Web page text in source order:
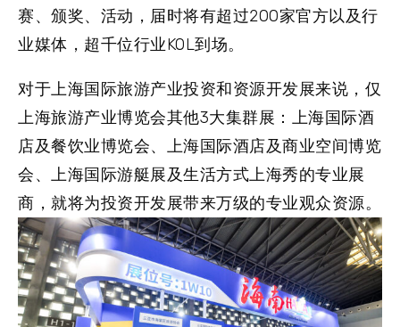
赛、颁奖、活动，届时将有超过200家官方以及行
业媒体，超千位行业KOL到场。
对于上海国际旅游产业投资和资源开发展来说，仅
上海旅游产业博览会其他3大集群展：上海国际酒
店及餐饮业博览会、上海国际酒店及商业空间博览
会、上海国际游艇展及生活方式上海秀的专业展
商，就将为投资开发展带来万级的专业观众资源。